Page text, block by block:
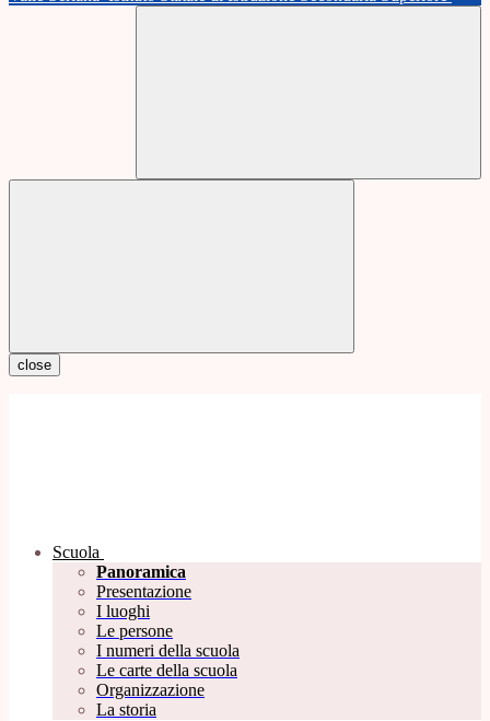
close
Scuola
Panoramica
Presentazione
I luoghi
Le persone
I numeri della scuola
Le carte della scuola
Organizzazione
La storia